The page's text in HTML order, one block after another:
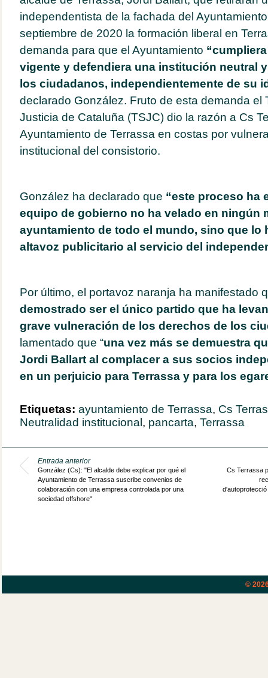
independentista de la fachada del
septiembre de 2020 la formación liberal en
demanda para que el Ayuntamiento
vigente y defendiera una institución neutral
los ciudadanos, independientemente de su
declarado González. Fruto de esta demanda el
Justicia de Cataluña (TSJC) dio la razón a Cs
Ayuntamiento de Terrassa en costas por
institucional del consistorio.
González ha declarado que “este proceso ha
equipo de gobierno no ha velado en ningún
ayuntamiento de todo el mundo, sino que lo
altavoz publicitario al servicio del
Por último, el portavoz naranja ha manifestado
demostrado ser el único partido que ha
grave vulneración de los derechos de los
lamentado que “una vez más se demuestra
Jordi Ballart al complacer a sus socios
en un perjuicio para Terrassa y para los
Etiquetas: ayuntamiento de Terrassa, Cs
Neutralidad institucional , pancarta, Terrassa
Entrada anterior
González (Cs): "El alcalde debe explicar por qué el
Ayuntamiento de Terrassa suscribe convenios de
colaboración con una empresa controlada por una
sociedad offshore"
Cs Terrassa
©